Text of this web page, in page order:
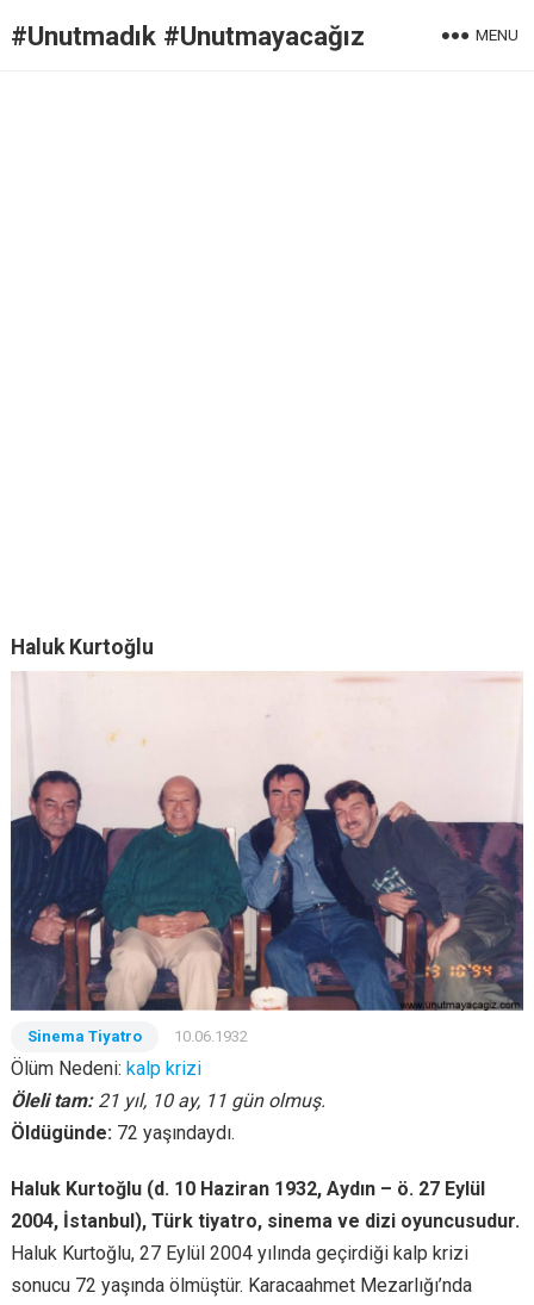
#Unutmadık #Unutmayacağız MENU
Haluk Kurtoğlu
Sinema Tiyatro 10.06.1932
Ölüm Nedeni: kalp krizi
Öleli tam: 21 yıl, 10 ay, 11 gün olmuş.
Öldügünde: 72 yaşındaydı.
Haluk Kurtoğlu (d. 10 Haziran 1932, Aydın – ö. 27 Eylül
2004, İstanbul), Türk tiyatro, sinema ve dizi oyuncusudur.
Haluk Kurtoğlu, 27 Eylül 2004 yılında geçirdiği kalp krizi
sonucu 72 yaşında ölmüştür. Karacaahmet Mezarlığı’nda